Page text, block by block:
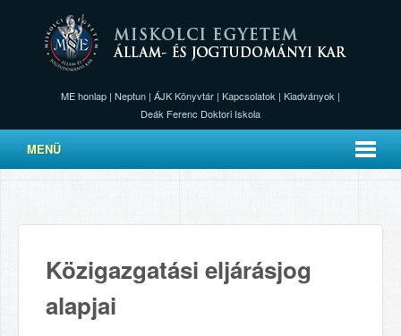
ME honlap | Neptun | ÁJK Könyvtár | Kapcsolatok | Kiadványok |
Deák Ferenc Doktori Iskola
MENÜ
Közigazgatási eljárásjog
alapjai